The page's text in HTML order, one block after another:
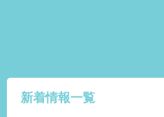
新着情報一覧